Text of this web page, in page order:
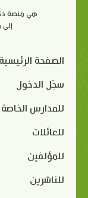
هي منصة
إلى
الصفحة الرئيسية
سجّل الدخول
للمدارس الخاصة
للعائلات
للمؤلفين
للناشرين